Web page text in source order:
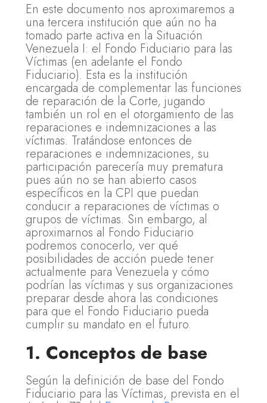
En este documento nos aproximaremos a
una tercera institución que aún no ha
tomado parte activa en la Situación
Venezuela I: el Fondo Fiduciario para las
Víctimas (en adelante el Fondo
Fiduciario). Esta es la institución
encargada de complementar las funciones
de reparación de la Corte, jugando
también un rol en el otorgamiento de las
reparaciones e indemnizaciones a las
víctimas. Tratándose entonces de
reparaciones e indemnizaciones, su
participación parecería muy prematura
pues aún no se han abierto casos
específicos en la CPI que puedan
conducir a reparaciones de víctimas o
grupos de víctimas. Sin embargo, al
aproximarnos al Fondo Fiduciario
podremos conocerlo, ver qué
posibilidades de acción puede tener
actualmente para Venezuela y cómo
podrían las víctimas y sus organizaciones
preparar desde ahora las condiciones
para que el Fondo Fiduciario pueda
cumplir su mandato en el futuro.
1. Conceptos de base
Según la definición de base del Fondo
Fiduciario para las Víctimas, prevista en el